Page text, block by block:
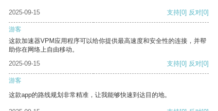
2025-09-15 支持[0] 反对[0]
游客
这款加速器VPM应用程序可以给你提供最高速度和安全性的连接，并帮
助你在网络上自由移动。
2025-09-15
支持[0] 反对[0]
游客
这款app的路线规划非常精准，让我能够快速到达目的地。